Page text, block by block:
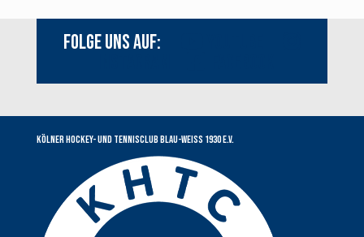
Folge uns auf:
Kölner Hockey- und Tennisclub Blau-Weiss 1930 e.V.